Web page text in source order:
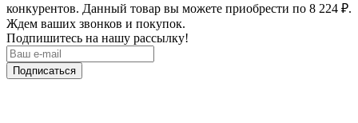
конкурентов. Данный товар вы можете приобрести по 8 224 ₽.
Ждем ваших звонков и покупок.
Подпишитесь на нашу рассылку!
Подписаться